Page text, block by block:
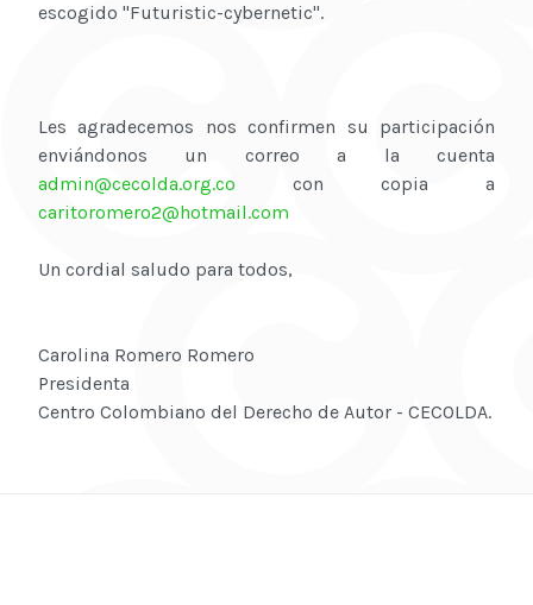
escogido "Futuristic-cybernetic".
Les agradecemos nos confirmen su participación
enviándonos un correo a la cuenta
admin@cecolda.org.co con copia a
caritoromero2@hotmail.com
Un cordial saludo para todos,
Carolina Romero Romero
Presidenta
Centro Colombiano del Derecho de Autor - CECOLDA.